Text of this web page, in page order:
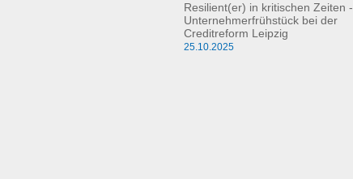
Resilient(er) in kritischen Zeiten -
Unternehmerfrühstück bei der
Creditreform Leipzig
25.10.2025